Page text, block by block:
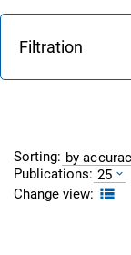
Filtration
Sorting: by
Publications: 25
Change view: